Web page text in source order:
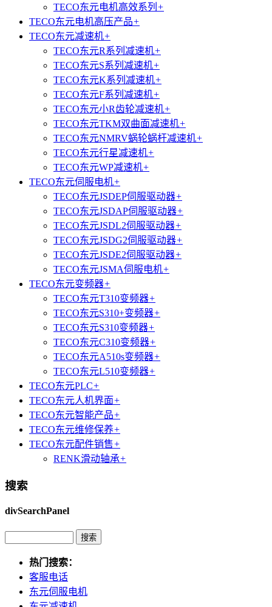
TECO东元电机高效系列 +
TECO东元电机高压产品+
TECO东元减速机+
TECO东元R系列减速机+
TECO东元S系列减速机+
TECO东元K系列减速机+
TECO东元F系列减速机+
TECO东元小R齿轮减速机+
TECO东元TKM双曲面减速机+
TECO东元NMRV蜗轮蜗杆减速机+
TECO东元行星减速机+
TECO东元WP减速机+
TECO东元伺服电机+
TECO东元JSDEP伺服驱动器+
TECO东元JSDAP伺服驱动器+
TECO东元JSDL2伺服驱动器+
TECO东元JSDG2伺服驱动器+
TECO东元JSDE2伺服驱动器+
TECO东元JSMA伺服电机+
TECO东元变频器+
TECO东元T310变频器+
TECO东元S310+变频器+
TECO东元S310变频器+
TECO东元C310变频器+
TECO东元A510s变频器+
TECO东元L510变频器+
TECO东元PLC+
TECO东元人机界面+
TECO东元智能产品+
TECO东元维修保养+
TECO东元配件销售+
RENK滑动轴承+
搜索
divSearchPanel
热门搜索：
客服电话
东元伺服电机